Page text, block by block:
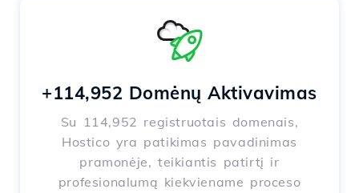
+114,952 Domėnų Aktivavimas
Su 114,952 registruotais domenais,
Hostico yra patikimas pavadinimas
pramonėje, teikiantis patirtį ir
profesionalumą kiekviename proceso